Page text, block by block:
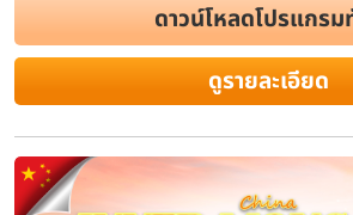
ดาวน์โหลดโปรแกรม
ดูรายละเอียด